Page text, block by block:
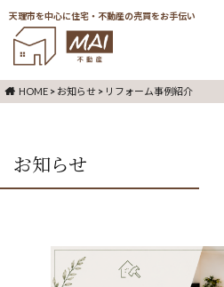
天理市を中心に住宅・不動産の売買をお手伝い
HOME > お知らせ > リフォーム事例紹介
お知らせ